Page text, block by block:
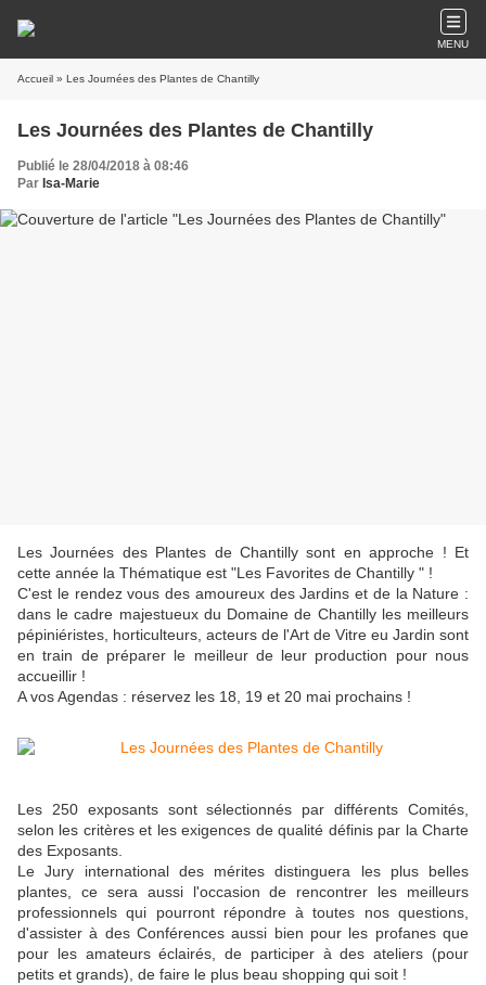
MENU
Accueil » Les Journées des Plantes de Chantilly
Les Journées des Plantes de Chantilly
Publié le 28/04/2018 à 08:46
Par Isa-Marie
Les Journées des Plantes de Chantilly sont en approche ! Et
cette année la Thématique est "Les Favorites de Chantilly " !
C'est le rendez vous des amoureux des Jardins et de la Nature :
dans le cadre majestueux du Domaine de Chantilly les meilleurs
pépiniéristes, horticulteurs, acteurs de l'Art de Vitre eu Jardin sont
en train de préparer le meilleur de leur production pour nous
accueillir !
A vos Agendas : réservez les 18, 19 et 20 mai prochains !
Les 250 exposants sont sélectionnés par différents Comités,
selon les critères et les exigences de qualité définis par la Charte
des Exposants.
Le Jury international des mérites distinguera les plus belles
plantes, ce sera aussi l'occasion de rencontrer les meilleurs
professionnels qui pourront répondre à toutes nos questions,
d'assister à des Conférences aussi bien pour les profanes que
pour les amateurs éclairés, de participer à des ateliers (pour
petits et grands), de faire le plus beau shopping qui soit !